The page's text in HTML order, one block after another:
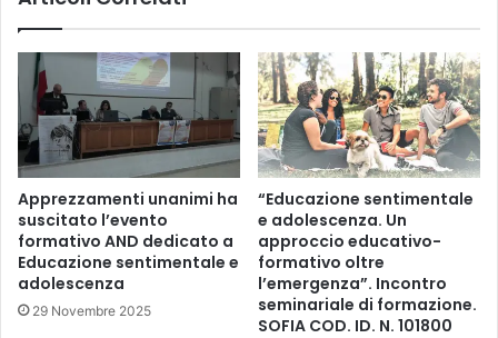
Apprezzamenti unanimi ha
suscitato l’evento
formativo AND dedicato a
Educazione sentimentale e
adolescenza
29 Novembre 2025
“Educazione sentimentale
e adolescenza. Un
approccio educativo-
formativo oltre
l’emergenza”. Incontro
seminariale di formazione.
SOFIA COD. ID. N. 101800